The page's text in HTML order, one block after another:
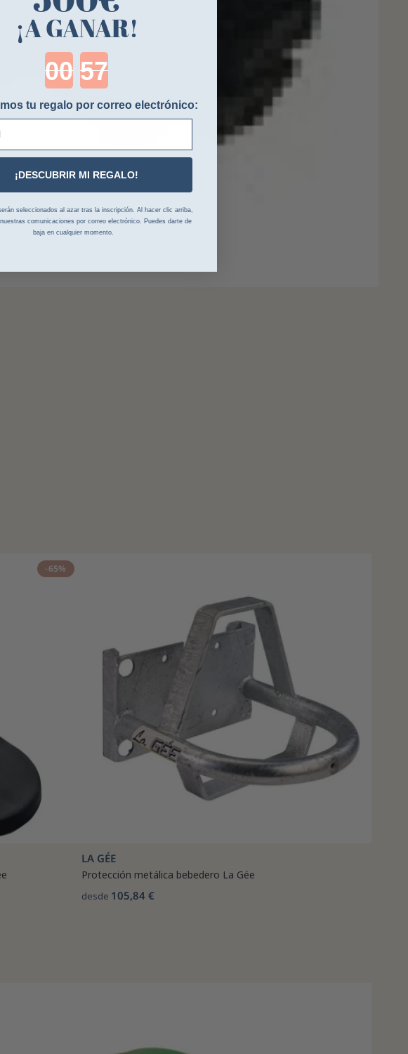
-65%
LA GÉE
Protección metálica bebedero La Gée
desde 105,84 €
¡A GANAR!
Countdown ends in:
tu regalo por correo electrónico:
¡DESCUBRIR MI REGALO!
seleccionados al azar tras la inscripción. Al hacer clic arriba,
comunicaciones por correo electrónico. Puedes darte de
baja en cualquier momento.